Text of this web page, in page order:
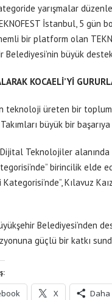
yarışmalar
İstanbul, 5 gün
bir platform olan
Belediyesi’nin büyük
KOCAELİ’Yİ
teknoloji üreten bir
büyük bir
Teknolojiler alanında
birincilik elde
Kılavuz
Belediyesi’nden
güçlü bir katkı
X